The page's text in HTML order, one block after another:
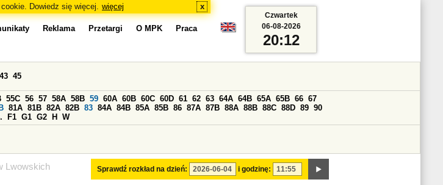
Dowiedz się więcej. więcej x
Lwowskich
Reklama Przetargi O MPK Praca
Sprawdź rozkład na dzień: i godzinę:
43 45
55C 56 57 58A 58B 59 60A 60B 60C 60D 61 62 63 64A 64B 65A 65B 66 67
81A 81B 82A 82B 83 84A 84B 85A 85B 86 87A 87B 88A 88B 88C 88D 89 90
F1 G1 G2 H W
Czwartek
06-08-2026
20:12